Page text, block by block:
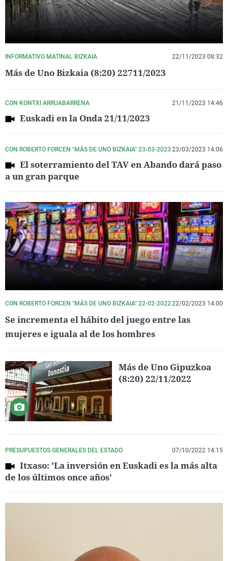
INFORMATIVO MATINAL BIZKAIA 22/11/2023 08:32
Más de Uno Bizkaia (8:20) 22711/2023
CON KONTXI ARRUABARRENA 21/11/2023 14:46
Euskadi en la Onda 21/11/2023
CON ROBERTO FORCEN "MÁS DE UNO BIZKAIA" 23-03-2023 23/03/2023 14:06
El soterramiento del TAV en Abando dará paso
a un gran parque
CON ROBERTO FORCEN "MÁS DE UNO BIZKAIA" 22-02-2022 22/02/2023 14:00
Se incrementa el hábito del juego entre las
mujeres e iguala al de los hombres
Más de Uno Gipuzkoa
(8:20) 22/11/2022
PRESUPUESTOS GENERALES DEL ESTADO 07/10/2022 14:15
Itxaso: 'La inversión en Euskadi es la más alta
de los últimos once años'